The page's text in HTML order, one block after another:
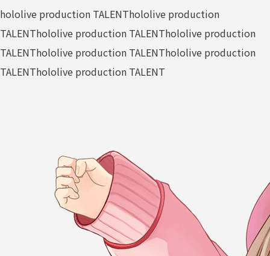
hololive production TALENThololive production
TALENThololive production TALENThololive production
TALENThololive production TALENThololive production
TALENThololive production TALENT